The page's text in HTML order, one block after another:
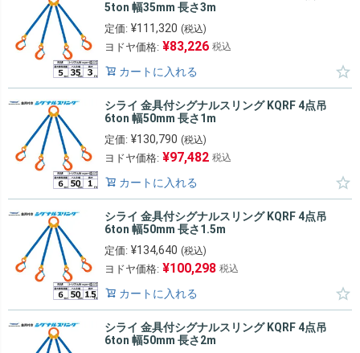
5ton 幅35mm 長さ3m
定価: ¥111,320 (税込)
ヨドヤ価格: ¥83,226 税込
カートに入れる
シライ 金具付シグナルスリング KQRF 4点吊
6ton 幅50mm 長さ1m
定価: ¥130,790 (税込)
ヨドヤ価格: ¥97,482 税込
カートに入れる
シライ 金具付シグナルスリング KQRF 4点吊
6ton 幅50mm 長さ1.5m
定価: ¥134,640 (税込)
ヨドヤ価格: ¥100,298 税込
カートに入れる
シライ 金具付シグナルスリング KQRF 4点吊
6ton 幅50mm 長さ2m